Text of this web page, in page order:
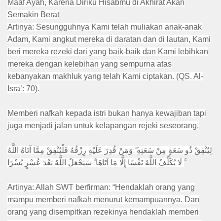
Maaf Ayah, Karena Diriku Hisabmu di Akhirat Akan
Semakin Berat
Artinya: Sesungguhnya Kami telah muliakan anak-anak
Adam, Kami angkut mereka di daratan dan di lautan, Kami
beri mereka rezeki dari yang baik-baik dan Kami lebihkan
mereka dengan kelebihan yang sempurna atas
kebanyakan makhluk yang telah Kami ciptakan. (QS. Al-
Isra’: 70).
Memberi nafkah kepada istri bukan hanya kewajiban tapi
juga menjadi jalan untuk kelapangan rejeki seseorang.
لِيُنْفِقْ ذُو سَعَةٍ مِنْ سَعَتِهِ ۖ وَمَنْ قُدِرَ عَلَيْهِ رِزْقُهُ فَلْيُنْفِقْ مِمَّا آتَاهُ اللَّهُ
ۚ لَا يُكَلِّفُ اللَّهُ نَفْسًا إِلَّا مَا آتَاهَا ۚ سَيَجْعَلُ اللَّهُ بَعْدَ عُسْرٍ يُسْرًا
Artinya: Allah SWT berfirman: “Hendaklah orang yang
mampu memberi nafkah menurut kemampuannya. Dan
orang yang disempitkan rezekinya hendaklah memberi